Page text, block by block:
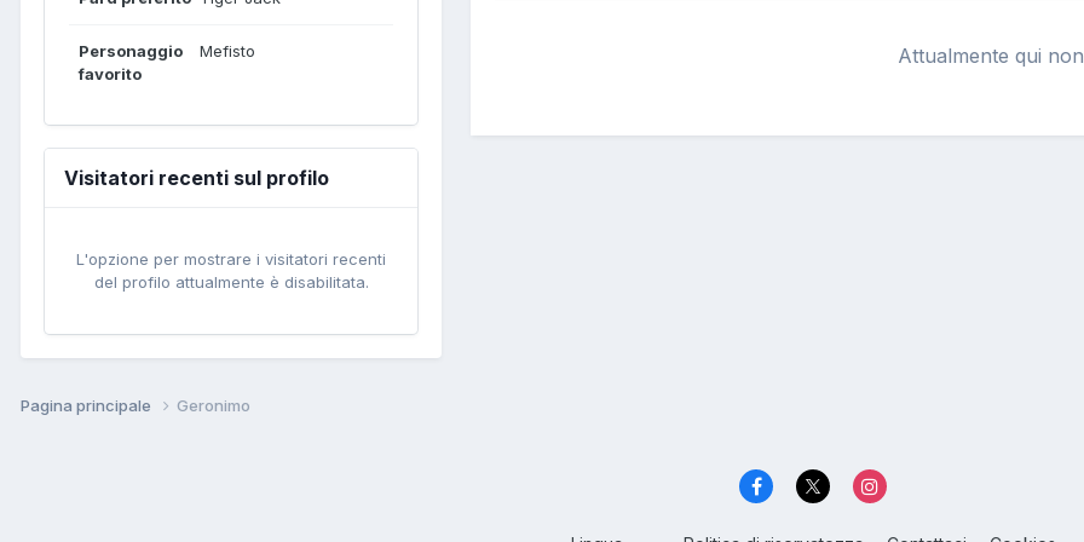
Personaggio
favorito
Mefisto
Visitatori recenti sul profilo
L'opzione per mostrare i visitatori recenti
del profilo attualmente è disabilitata.
Attualmente qui
Pagina principale Geronimo